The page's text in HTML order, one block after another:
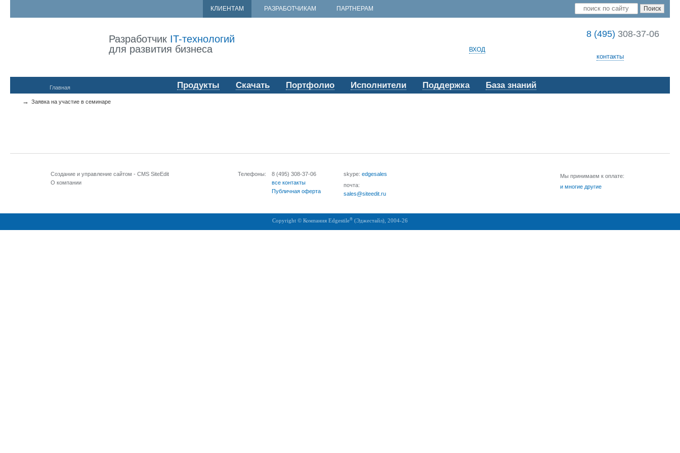
КЛИЕНТАМ РАЗРАБОТЧИКАМ ПАРТНЕРАМ
Разработчик IT-технологий
для развития бизнеса
ВХОД
8 (495) 308-37-06
контакты
Главная Продукты Скачать Портфолио Исполнители Поддержка База знаний
→ Заявка на участие в семинаре
Создание и управление сайтом - CMS SiteEdit
О компании
Телефоны: 8 (495) 308-37-06
все контакты
Публичная оферта
skype: edgesales
почта:
sales@siteedit.ru
Мы принимаем к оплате:
и многие другие
Copyright © Компания Edgestile® (Эджестайл), 2004-26